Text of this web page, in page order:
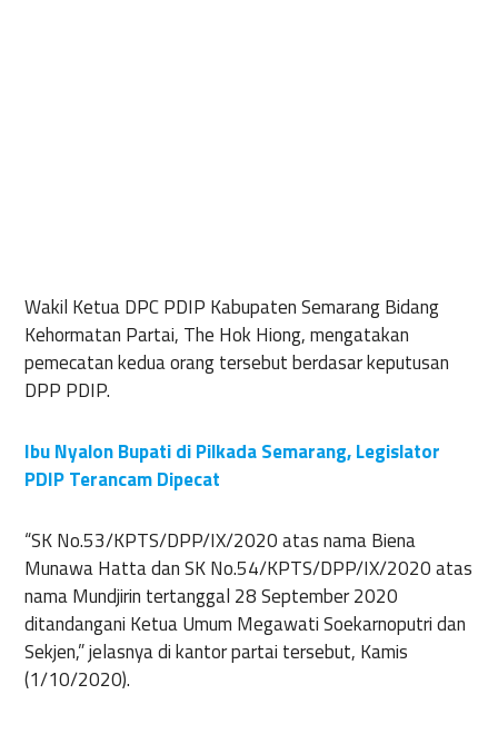
Wakil Ketua DPC PDIP Kabupaten Semarang Bidang
Kehormatan Partai, The Hok Hiong, mengatakan
pemecatan kedua orang tersebut berdasar keputusan
DPP PDIP.
Ibu Nyalon Bupati di Pilkada Semarang, Legislator
PDIP Terancam Dipecat
“SK No.53/KPTS/DPP/IX/2020 atas nama Biena
Munawa Hatta dan SK No.54/KPTS/DPP/IX/2020 atas
nama Mundjirin tertanggal 28 September 2020
ditandangani Ketua Umum Megawati Soekarnoputri dan
Sekjen,” jelasnya di kantor partai tersebut, Kamis
(1/10/2020).